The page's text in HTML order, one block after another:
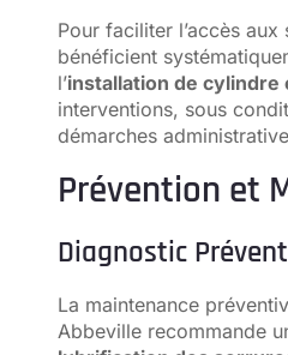
Pour faciliter l’accès
bénéficient
l’installation de cylindre
interventions, sous
démarches
Prévention et
Diagnostic
La maintenance
Abbeville recommande